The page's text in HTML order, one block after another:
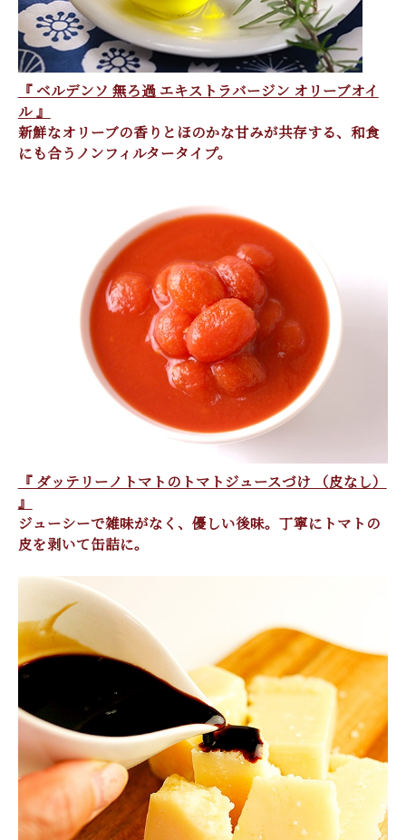
『 ベルデンソ 無ろ過 エキストラバージン オリーブオイ
ル 』
新鮮なオリーブの香りとほのかな甘みが共存する、和食
にも合うノンフィルタータイプ。
『 ダッテリーノトマトのトマトジュースづけ （皮なし）
』
ジューシーで雑味がなく、優しい後味。丁寧にトマトの
皮を剥いて缶詰に。